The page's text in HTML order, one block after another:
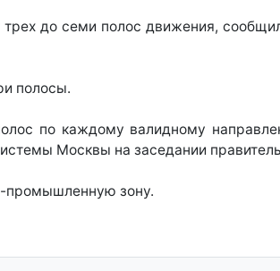
до семи полос движения,
полосы.
по каждому валидному
Москвы на заседании
промышленную зону.